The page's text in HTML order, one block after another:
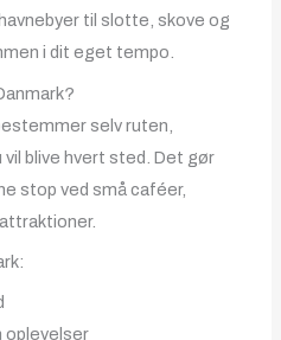
til slotte, skove og
i dit eget tempo.
selv ruten,
blive hvert sted. Det gør
stop ved små caféer,
oplevelser